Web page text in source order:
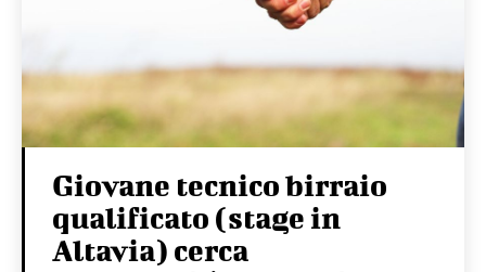
Giovane tecnico birraio
qualificato (stage in
Altavia) cerca